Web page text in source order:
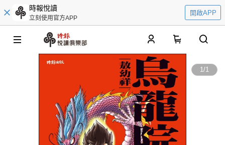
時報悅讀
立刻使用官方APP
開啟APP
1/1